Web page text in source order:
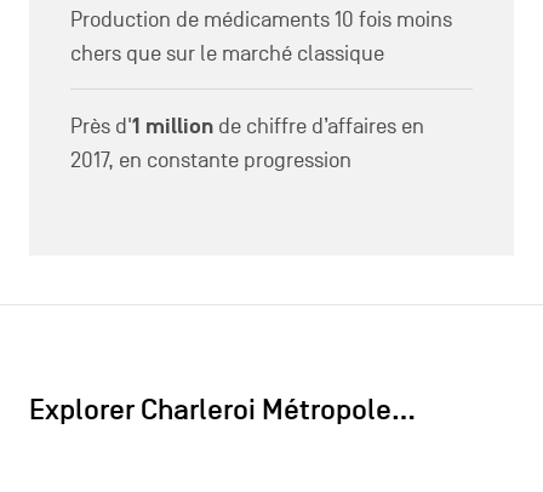
Production de médicaments 10 fois moins
chers que sur le marché classique
Près d'1 million de chiffre d’affaires en
2017, en constante progression
Explorer Charleroi Métropole…